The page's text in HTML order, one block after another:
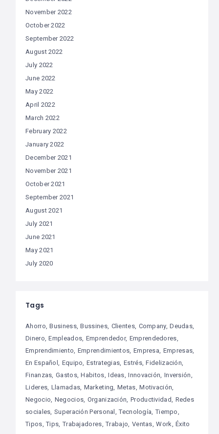
November 2022
October 2022
September 2022
August 2022
July 2022
June 2022
May 2022
April 2022
March 2022
February 2022
January 2022
December 2021
November 2021
October 2021
September 2021
August 2021
July 2021
June 2021
May 2021
July 2020
Tags
Ahorro Business Bussines Clientes Company Deudas
Dinero Empleados Emprendedor Emprendedores
Emprendimiento Emprendimientos Empresa Empresas
En Español Equipo Estrategias Estrés Fidelización
Finanzas Gastos Habitos Ideas Innovación Inversión
Lideres Llamadas Marketing Metas Motivación
Negocio Negocios Organización Productividad Redes
sociales Superación Personal Tecnología Tiempo
Tipos Tips Trabajadores Trabajo Ventas Work Éxito